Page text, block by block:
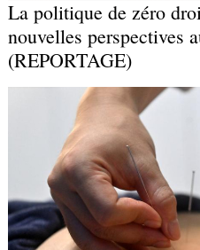
La politique de zéro
nouvelles perspectives
(REPORTAGE)